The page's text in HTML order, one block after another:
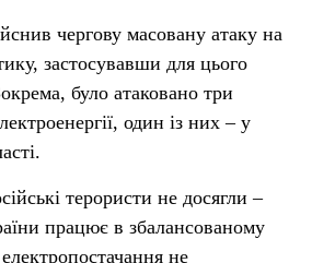
чергову масовану атаку на
застосувавши для цього
було атаковано три
один із них – у
терористи не досягли –
працює в збалансованому
не